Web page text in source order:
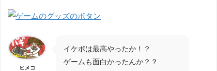
ヒメコ
イケボは最高やったか！？
ゲームも面白かったんか？？